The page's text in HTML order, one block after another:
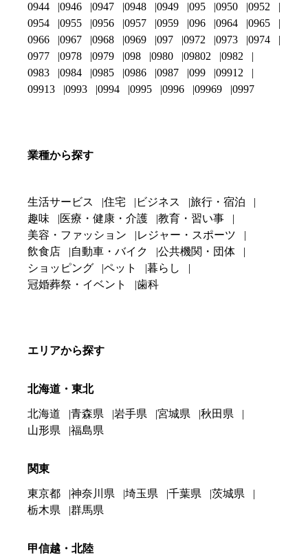
0944
0946 0947 0948 0949 095 0950
0952
0954
0955 0956 0957 0959 096 0964
0965
0966
0967 0968 0969 097 0972 0973
0974
0977
0978 0979 098 0980 09802
0982
0983
0984 0985 0986 0987 099
09912
09913
0993 0994 0995 0996 09969 0997
業種から探す
生活サービス 住宅 ビジネス
旅行・宿泊
趣味
医療・健康・介護
教育・習い事
美容・ファッション
レジャー・スポーツ
飲食店
自動車・バイク
公共機関・団体
ショッピング
ペット
暮らし
冠婚葬祭・イベント
歯科
エリアから探す
北海道・東北
北海道 青森県 岩手県 宮城県
秋田県
山形県
福島県
関東
東京都 神奈川県 埼玉県 千葉県
茨城県
栃木県
群馬県
甲信越・北陸